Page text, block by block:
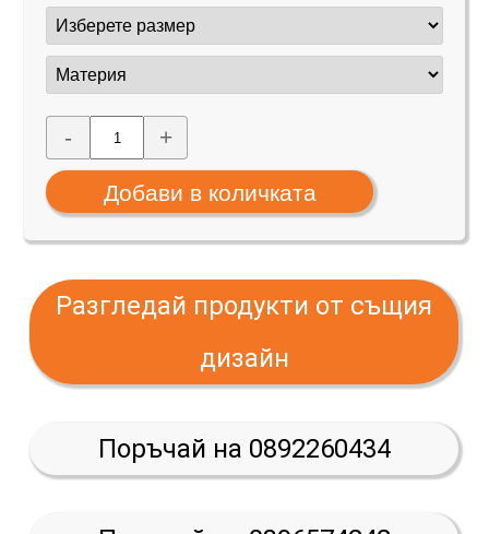
- +
Разгледай продукти от същия
дизайн
Поръчай на 0892260434